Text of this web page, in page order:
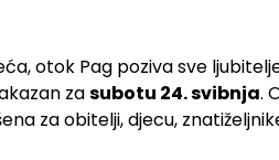
otok Pag poziva sve
zasubotu 24. svibnja.
za obitelji, djecu,